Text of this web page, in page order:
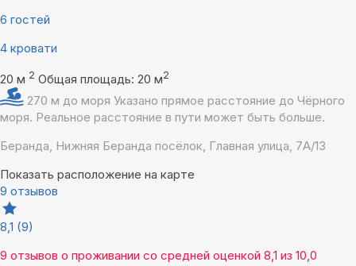
6 гостей
4 кровати
20 м 2 Общая площадь: 20 м2
270 м до моря Указано прямое расстояние до Чёрного
моря. Реальное расстояние в пути может быть больше.
Беранда, Нижняя Беранда посёлок, Главная улица, 7А/13
Показать расположение на карте
9 отзывов
8,1 (9)
9 отзывов о проживании со средней оценкой 8,1 из 10,0